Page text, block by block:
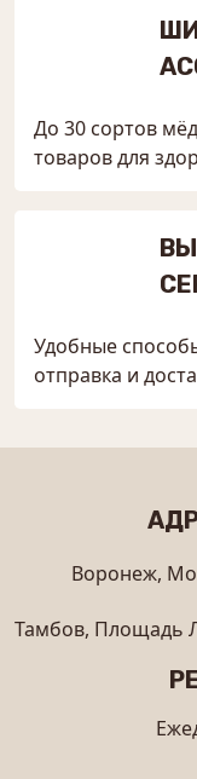
До 30 сортов
товаров для
Удобные
отправка и
Воронеж,
Тамбов, Площадь